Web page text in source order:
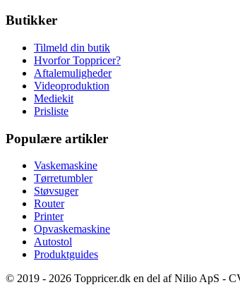
Butikker
Tilmeld din butik
Hvorfor Toppricer?
Aftalemuligheder
Videoproduktion
Mediekit
Prisliste
Populære artikler
Vaskemaskine
Tørretumbler
Støvsuger
Router
Printer
Opvaskemaskine
Autostol
Produktguides
© 2019 - 2026 Toppricer.dk en del af Nilio ApS -